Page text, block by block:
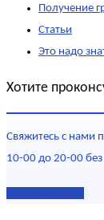
Получение
Статьи
Это надо
Хотите
Свяжитесь с нами
10-00 до 20-00